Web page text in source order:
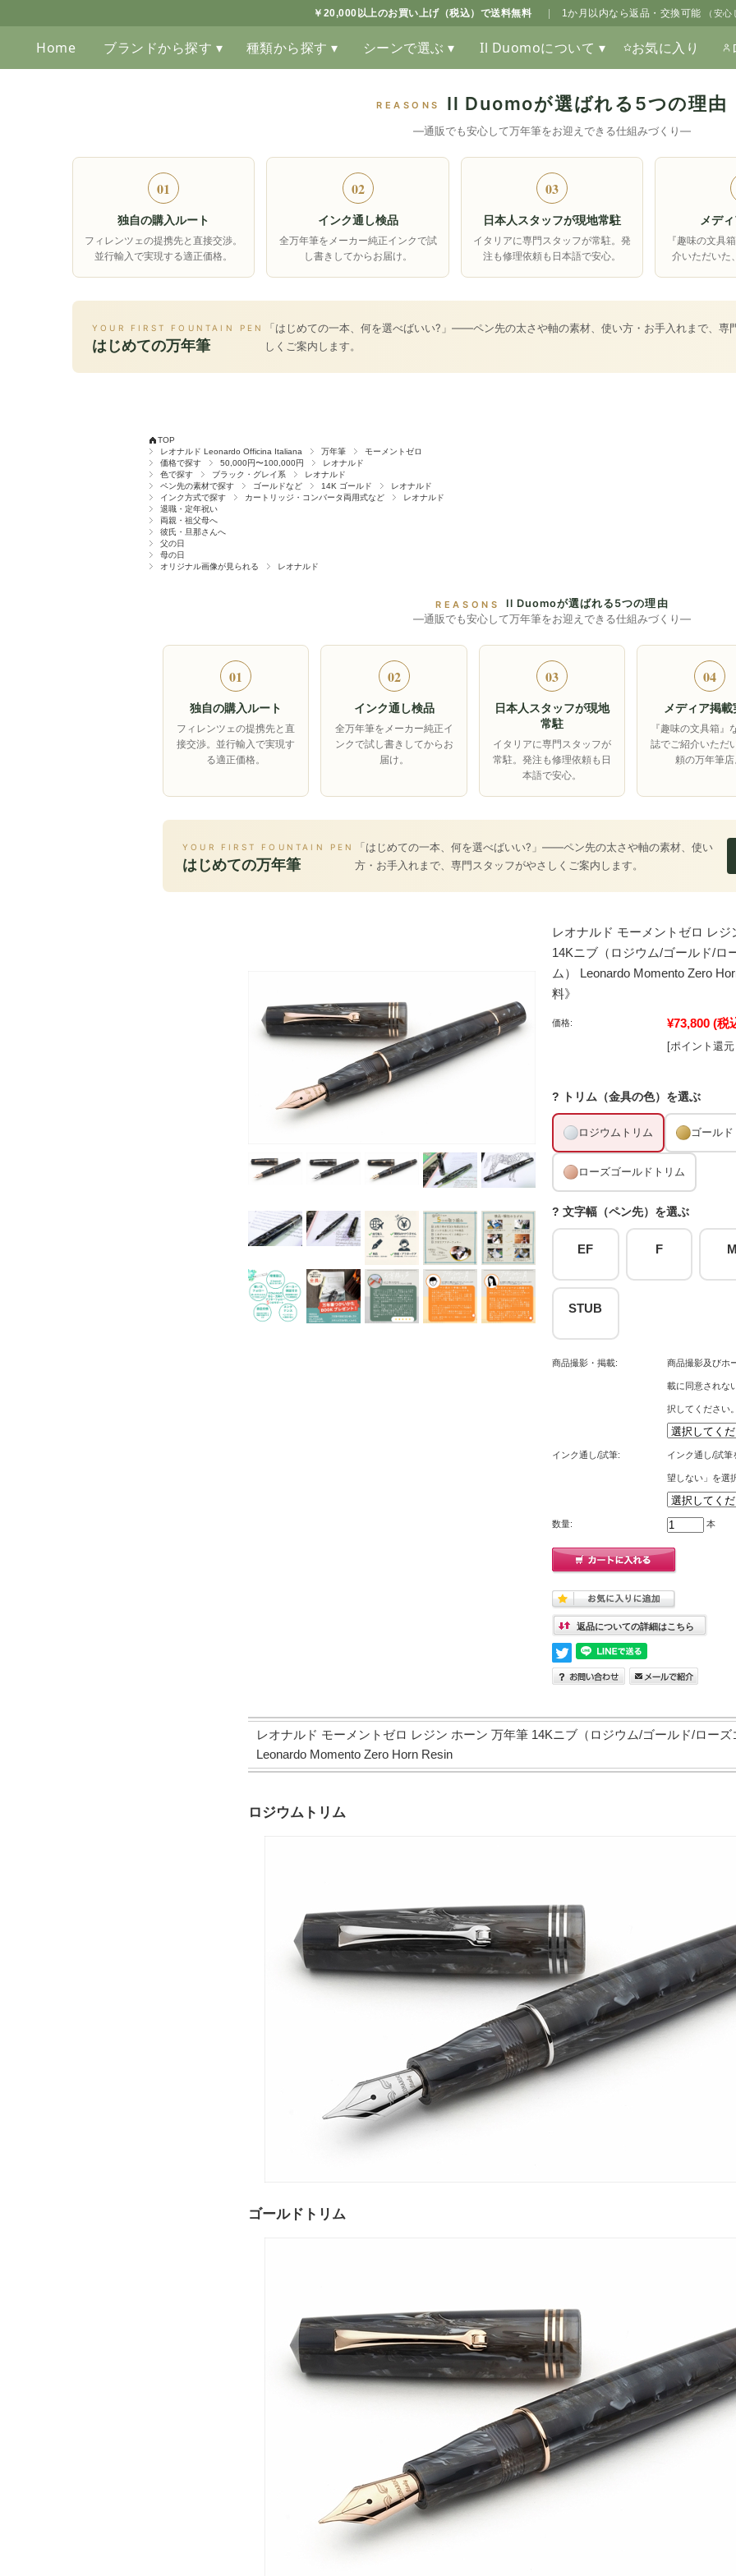
￥20,000以上のお買い上げ（税込）で送料無料 1か月以内なら返品・交換可能 （安
Home ブランドから探す ▾ 種類から探す ▾ シーンで選ぶ ▾ Il Duomoについて ▾ お気に入り
REASONS Il Duomoが選ばれる5つの理由
―通販でも安心して万年筆をお迎えできる仕組みづくり―
01
独自の購入ルート
フィレンツェの提携先と直接交渉。
並行輸入で実現する適正価格。
02
インク通し検品
全万年筆をメーカー純正インクで試
し書きしてからお届け。
03
日本人スタッフが現地常駐
イタリアに専門スタッフが常駐。発
注も修理依頼も日本語で安心。
メデ
『趣味の文具
介いただいた
YOUR FIRST FOUNTAIN PEN
はじめての万年筆
「はじめての一本、何を選べばいい?」――ペン先の太さや軸の素材、使い方・お手入れまで、専
しくご案内します。
TOP
レオナルド Leonardo Officina Italiana
万年筆
モーメントゼロ
価格で探す
50,000円〜100,000円
レオナルド
色で探す
ブラック・グレイ系
レオナルド
ペン先の素材で探す
ゴールドなど 14K ゴールド
レオナルド
インク方式で探す
カートリッジ・コンバータ両用式など
レオナルド
退職・定年祝い
両親・祖父母へ
彼氏・旦那さんへ
父の日
母の日
オリジナル画像が見られる
レオナルド
REASONS Il Duomoが選ばれる5つの理由
―通販でも安心して万年筆をお迎えできる仕組みづくり―
01
独自の購入ルート
フィレンツェの提携先と直
接交渉。並行輸入で実現す
る適正価格。
02
インク通し検品
全万年筆をメーカー純正イ
ンクで試し書きしてからお
届け。
03
日本人スタッフが現地
常駐
イタリアに専門スタッフが
常駐。発注も修理依頼も日
本語で安心。
04
メディア掲載
『趣味の文具箱』
誌でご紹介いただ
頼の万年筆店
YOUR FIRST FOUNTAIN PEN
はじめての万年筆
「はじめての一本、何を選べばいい?」――ペン先の太さや軸の素材、使い
方・お手入れまで、専門スタッフがやさしくご案内します。
レオナルド モーメントゼロ レジ
14Kニブ（ロジウム/ゴールド/ロ
ム） Leonardo Momento Zero
料》
価格: ¥73,800 (税
[ポイント還
? トリム（金具の色）を選ぶ
ロジウムトリム ゴールド
ローズゴールドトリム
? 文字幅（ペン先）を選ぶ
EF F M
STUB
商品撮影・掲載: 商品撮影及びホ
載に同意されな
択してください。
インク通し/試筆: インク通し/試
望しない」を選
数量: 本
返品についての詳細はこちら
レオナルド モーメントゼロ レジン ホーン 万年筆 14Kニブ（ロジウム/ゴールド/ロー
Leonardo Momento Zero Horn Resin
ロジウムトリム
ゴールドトリム